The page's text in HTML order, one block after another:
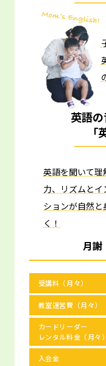
英語
英語を聞いて理
力、リズムとイ
ションが自然と
く！
月謝
受講料（月々）
教室運営費（月々）
カードリーダー
レンタル料金（月々）
入会金